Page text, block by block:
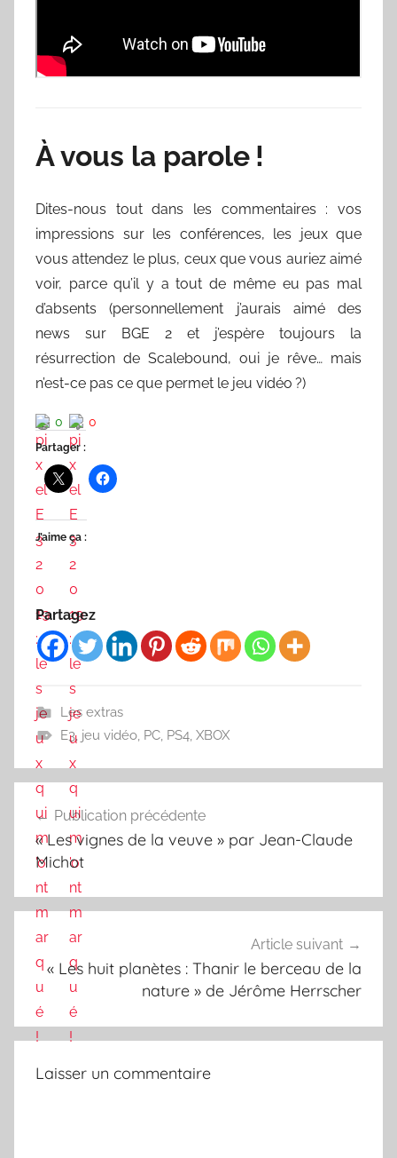
À vous la parole !
Dites-nous tout dans les commentaires : vos
impressions sur les conférences, les jeux que
vous attendez le plus, ceux que vous auriez aimé
voir, parce qu’il y a tout de même eu pas mal
d’absents (personnellement j’aurais aimé des
news sur BGE 2 et j’espère toujours la
résurrection de Scalebound, oui je rêve… mais
n’est-ce pas ce que permet le jeu vidéo ?)
0 0
Partager :
J’aime ça :
Partagez
Les extras
E3, jeu vidéo, PC, PS4, XBOX
Navigation
de
l’article
Publication précédente
« Les vignes de la veuve » par Jean-Claude
Michot
Article suivant
« Les huit planètes : Thanir le berceau de la
nature » de Jérôme Herrscher
Laisser un commentaire